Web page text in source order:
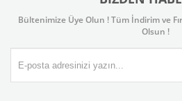
Bültenimize Üye Olun ! Tüm İndirim ve
Olsun !